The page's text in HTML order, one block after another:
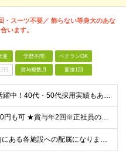
・スーツ不要／ 飾らない等身大のあな
います。
迎 学歴不問 ベテランOK
日 賞与複数月 面接1回
＼40代・50代活躍中！40代・50代採用実績もあります◎／ ◆学歴不問 ◆未経験OK 【正社員デビュー、ブランクのある方も大歓迎！】 まずは面接にてお話しましょう♪ 【契約更新の可能性】あり／雇用
★月収28万8000円も可 ★賞与年2回※正社員のみ 【正社員の場合】 月給236,100円～ ※残業が発生した場合、超過分は別途支給します ※試用期間4ヵ月あり。期間中の給与・待遇の差異はありませ
【★東京23区内にある各施設への配属になります★】 ・東京駅（丸の内エリア） ・紀尾井町（赤坂見附エリア）な ・新橋 ・有楽町 ・浜松町 ・田町 ・三鷹市（防災公園の施設 国内データセンター） ・渋